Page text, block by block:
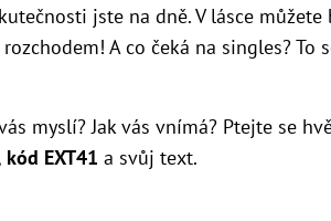
jste na dně. V lásce můžete
A co čeká na singles? To
myslí? Jak vás vnímá? Ptejte se
EXT41 a svůj text.